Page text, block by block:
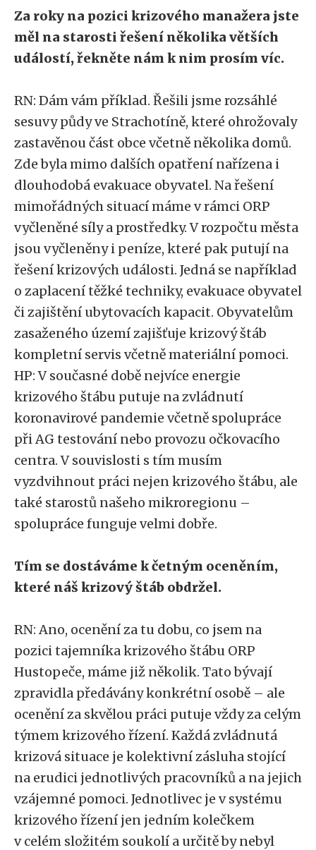
Za roky na pozici krizového manažera jste
měl na starosti řešení několika větších
událostí, řekněte nám k nim prosím víc.
RN: Dám vám příklad. Řešili jsme rozsáhlé
sesuvy půdy ve Strachotíně, které ohrožovaly
zastavěnou část obce včetně několika domů.
Zde byla mimo dalších opatření nařízena i
dlouhodobá evakuace obyvatel. Na řešení
mimořádných situací máme v rámci ORP
vyčleněné síly a prostředky. V rozpočtu města
jsou vyčleněny i peníze, které pak putují na
řešení krizových události. Jedná se například
o zaplacení těžké techniky, evakuace obyvatel
či zajištění ubytovacích kapacit. Obyvatelům
zasaženého území zajišťuje krizový štáb
kompletní servis včetně materiální pomoci.
HP: V současné době nejvíce energie
krizového štábu putuje na zvládnutí
koronavirové pandemie včetně spolupráce
při AG testování nebo provozu očkovacího
centra. V souvislosti s tím musím
vyzdvihnout práci nejen krizového štábu, ale
také starostů našeho mikroregionu –
spolupráce funguje velmi dobře.
Tím se dostáváme k četným oceněním,
které náš krizový štáb obdržel.
RN: Ano, ocenění za tu dobu, co jsem na
pozici tajemníka krizového štábu ORP
Hustopeče, máme již několik. Tato bývají
zpravidla předávány konkrétní osobě – ale
ocenění za skvělou práci putuje vždy za celým
týmem krizového řízení. Každá zvládnutá
krizová situace je kolektivní zásluha stojící
na erudici jednotlivých pracovníků a na jejich
vzájemné pomoci. Jednotlivec je v systému
krizového řízení jen jedním kolečkem
v celém složitém soukolí a určitě by nebyl